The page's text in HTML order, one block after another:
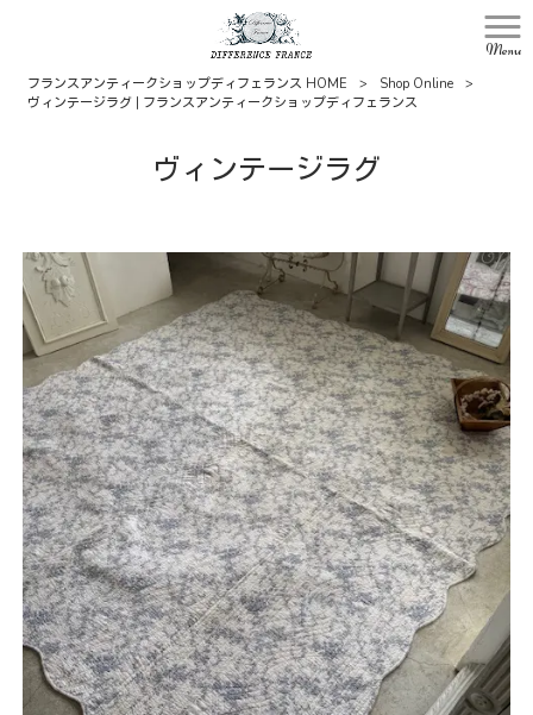
Menu
フランスアンティークショップディフェランス HOME > Shop Online
>
ヴィンテージラグ | フランスアンティークショップディフェランス
ヴィンテージラグ